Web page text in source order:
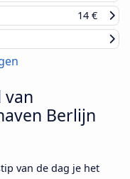
14 €
van
Berlijn
van de dag je het